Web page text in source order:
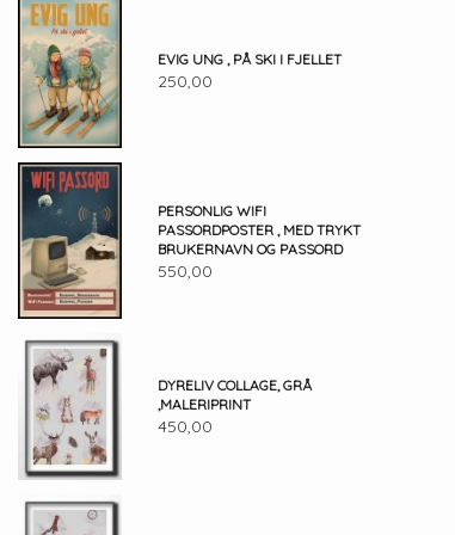
EVIG UNG , PÅ SKI I FJELLET
250,00
PERSONLIG WIFI
PASSORDPOSTER , MED TRYKT
BRUKERNAVN OG PASSORD
550,00
DYRELIV COLLAGE, GRÅ
,MALERIPRINT
450,00